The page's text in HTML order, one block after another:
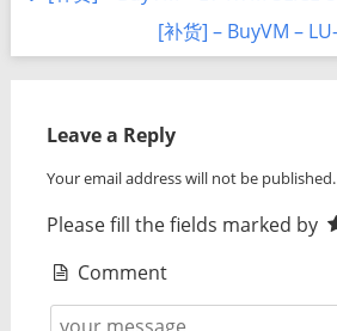
[补货] – BuyVM –
Leave a Reply
Your email address will not be published.
Please fill the fields marked by
Comment